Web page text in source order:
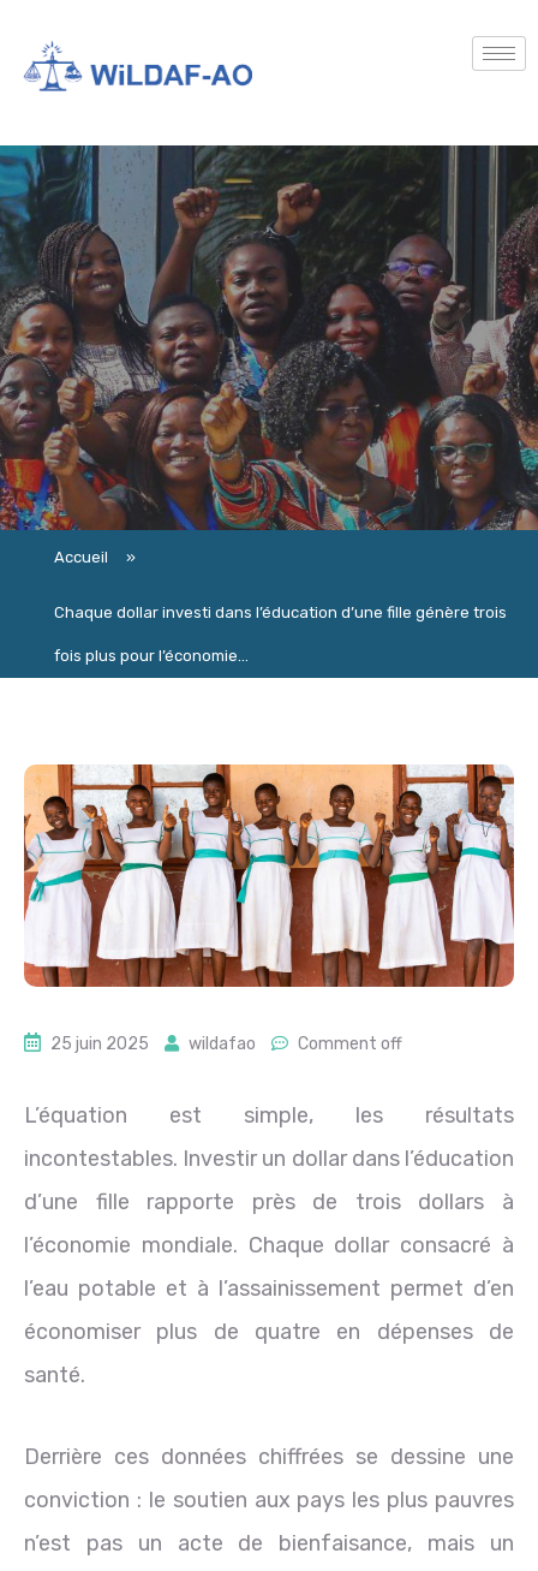
Accueil »
Chaque dollar investi dans l’éducation d’une fille génère trois
fois plus pour l’économie...
25 juin 2025 wildafao Comment off
L’équation est simple, les résultats
incontestables. Investir un dollar dans l’éducation
d’une fille rapporte près de trois dollars à
l’économie mondiale. Chaque dollar consacré à
l’eau potable et à l’assainissement permet d’en
économiser plus de quatre en dépenses de
santé.
Derrière ces données chiffrées se dessine une
conviction : le soutien aux pays les plus pauvres
n’est pas un acte de bienfaisance, mais un